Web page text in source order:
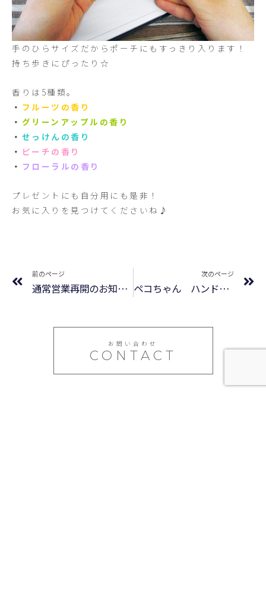
手のひらサイズだからポーチにもすっきり入ります！
持ち歩きにぴったり☆
香りは5種類。
・ フルーツの香り
・ グリーンアップルの香り
・ せっけんの香り
・ ピーチの香り
・ フローラルの香り
プレゼントにも自分用にも是非！
お気に入りを見つけてくださいね♪
前のページ
通常営業再開のお知らせ
次のページ
ペコちゃん ハンド&ネイルクリーム
お問い合わせ
CONTACT